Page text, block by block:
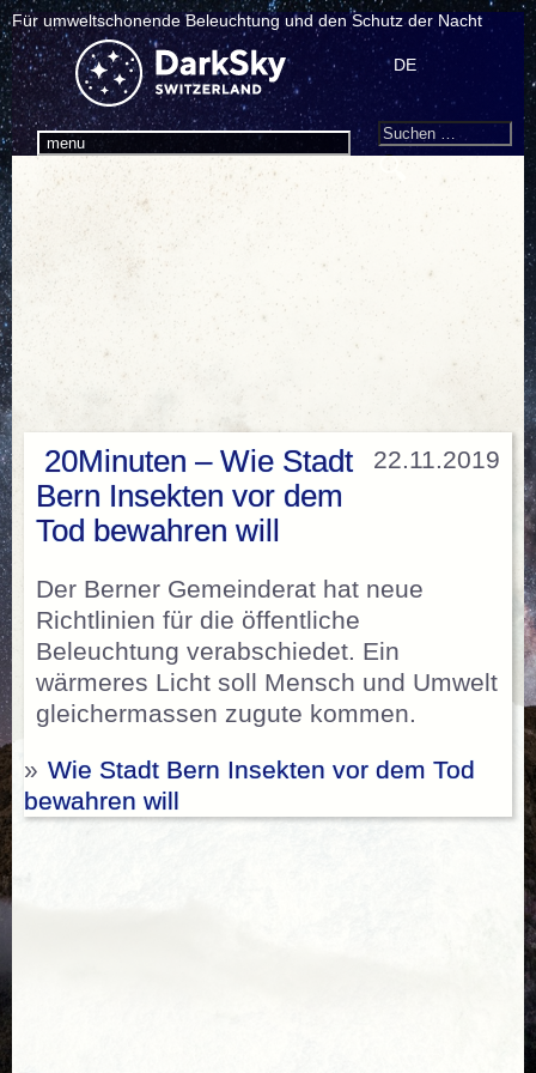
Für umweltschonende Beleuchtung und den Schutz der Nacht
menu
DE
Search
Suchen
22.11.2019
20Minuten – Wie Stadt
Bern Insekten vor dem
Tod bewahren will
Der Berner Gemeinderat hat neue
Richtlinien für die öffentliche
Beleuchtung verabschiedet. Ein
wärmeres Licht soll Mensch und Umwelt
gleichermassen zugute kommen.
» Wie Stadt Bern Insekten vor dem Tod
bewahren will